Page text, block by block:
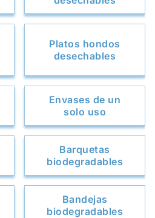
Platos hondos
desechables
Envases de un
solo uso
Barquetas
biodegradables
Bandejas
biodegradables